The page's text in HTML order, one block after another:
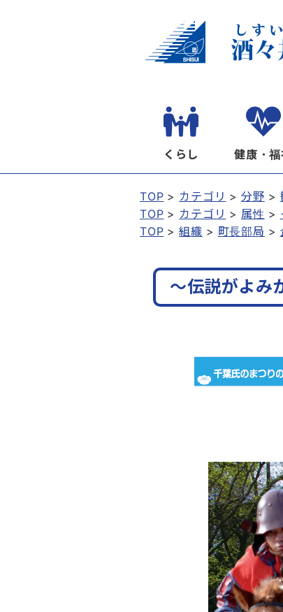
くらし 健康・福
TOP カテゴリ 分野
TOP
カテゴリ 属性
TOP
組織 町長部局
～伝説がよみ